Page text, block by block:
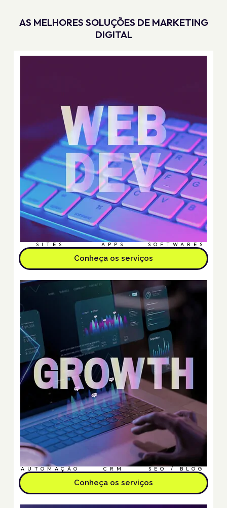
AS MELHORES SOLUÇÕES DE MARKETING
DIGITAL
SITES APPS SOFTWARES
Conheça os serviços
AUTOMAÇÃO CRM SEO / BLOG
Conheça os serviços